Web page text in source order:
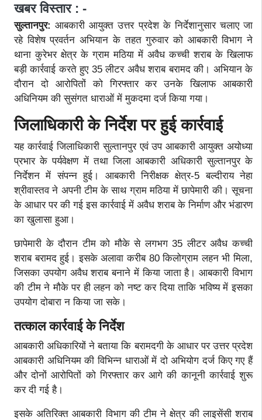
खबर विस्तार : -
सुल्तानपुर:आबकारी आयुक्त उत्तर प्रदेश के निर्देशानुसार चलाए जा
रहे विशेष प्रवर्तन अभियान के तहत गुरुवार को आबकारी विभाग ने
थाना कुरेभर क्षेत्र के ग्राम मठिया में अवैध कच्ची शराब के खिलाफ
बड़ी कार्रवाई करते हुए 35 लीटर अवैध शराब बरामद की। अभियान के
दौरान दो आरोपितों को गिरफ्तार कर उनके खिलाफ आबकारी
अधिनियम की सुसंगत धाराओं में मुकदमा दर्ज किया गया।
जिलाधिकारी के निर्देश पर हुई कार्रवाई
यह कार्रवाई जिलाधिकारी सुल्तानपुर एवं उप आबकारी आयुक्त अयोध्या
प्रभार के पर्यवेक्षण में तथा जिला आबकारी अधिकारी सुल्तानपुर के
निर्देशन में संपन्न हुई। आबकारी निरीक्षक क्षेत्र-5 बल्दीराय नेहा
श्रीवास्तव ने अपनी टीम के साथ ग्राम मठिया में छापेमारी की। सूचना
के आधार पर की गई इस कार्रवाई में अवैध शराब के निर्माण और भंडारण
का खुलासा हुआ।
छापेमारी के दौरान टीम को मौके से लगभग 35 लीटर अवैध कच्ची
शराब बरामद हुई। इसके अलावा करीब 80 किलोग्राम लहन भी मिला,
जिसका उपयोग अवैध शराब बनाने में किया जाता है। आबकारी विभाग
की टीम ने मौके पर ही लहन को नष्ट कर दिया ताकि भविष्य में इसका
उपयोग दोबारा न किया जा सके।
तत्काल कार्रवाई के निर्देश
आबकारी अधिकारियों ने बताया कि बरामदगी के आधार पर उत्तर प्रदेश
आबकारी अधिनियम की विभिन्न धाराओं में दो अभियोग दर्ज किए गए हैं
और दोनों आरोपितों को गिरफ्तार कर आगे की कानूनी कार्रवाई शुरू
कर दी गई है।
इसके अतिरिक्त आबकारी विभाग की टीम ने क्षेत्र की लाइसेंसी शराब